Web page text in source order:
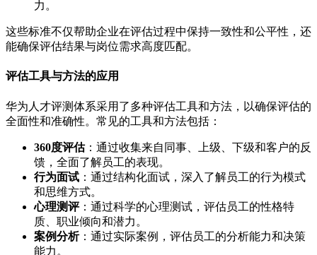
力。
这些标准不仅帮助企业在评估过程中保持一致性和公平性，还
能确保评估结果与岗位需求高度匹配。
评估工具与方法的应用
华为人才评测体系采用了多种评估工具和方法，以确保评估的
全面性和准确性。常见的工具和方法包括：
360度评估：通过收集来自同事、上级、下级和客户的反
馈，全面了解员工的表现。
行为面试 ：通过结构化面试，深入了解员工的行为模式
和思维方式。
心理测评：通过科学的心理测试，评估员工的性格特
质、职业倾向和潜力。
案例分析：通过实际案例，评估员工的分析能力和决策
能力。